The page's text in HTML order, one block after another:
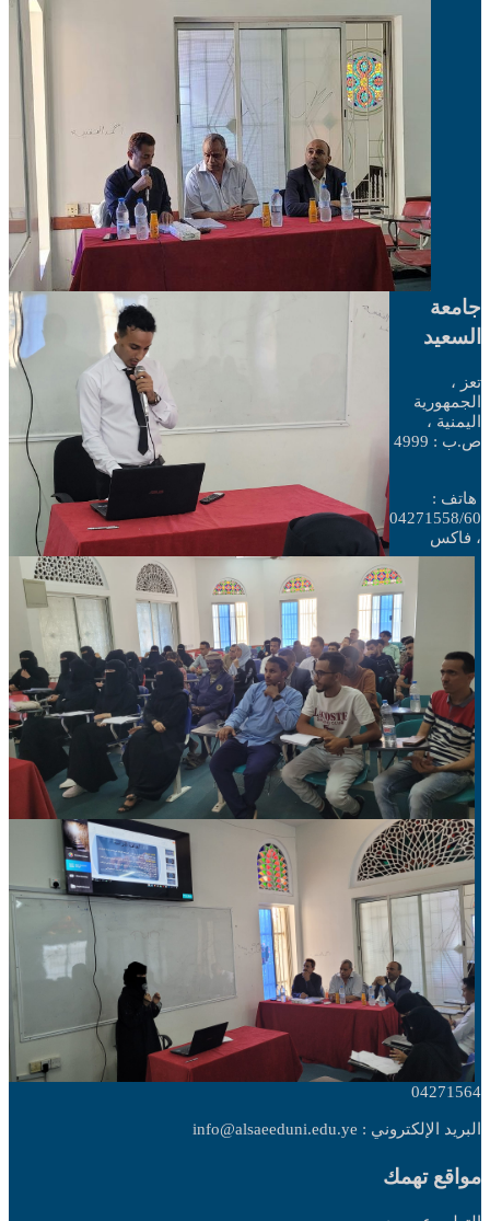
جامعة
السعيد
تعز ،
الجمهورية
اليمنية ،
ص.ب : 4999
هاتف :
04271558/60
، فاكس
04271564
البريد الإلكتروني : info@alsaeeduni.edu.ye
مواقع تهمك